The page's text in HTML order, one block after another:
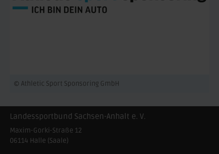
© Athletic Sport Sponsoring GmbH
Landessportbund Sachsen-Anhalt e. V.
Maxim-Gorki-Straße 12
06114 Halle (Saale)